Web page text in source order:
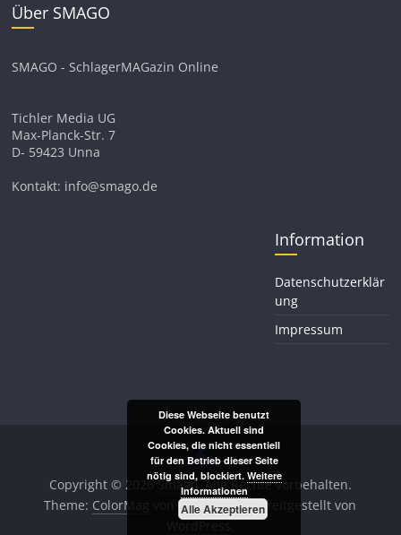
Über SMAGO
SMAGO - SchlagerMAGazin Online
Tichler Media UG
Max-Planck-Str. 7
D- 59423 Unna
Kontakt: info@smago.de
Information
Datenschutzerklär
ung
Impressum
Copyright © 2026Smago. Alle Rechte vorbehalten.
Theme: ColorMag
von ThemeGrill. Bereitgestellt von
WordPress.
Diese Webseite benutzt
Cookies. Aktuell sind
Cookies, die nicht essentiell
für den Betrieb dieser Seite
nötig sind, blockiert. Weitere
Informationen
Alle Akzeptieren